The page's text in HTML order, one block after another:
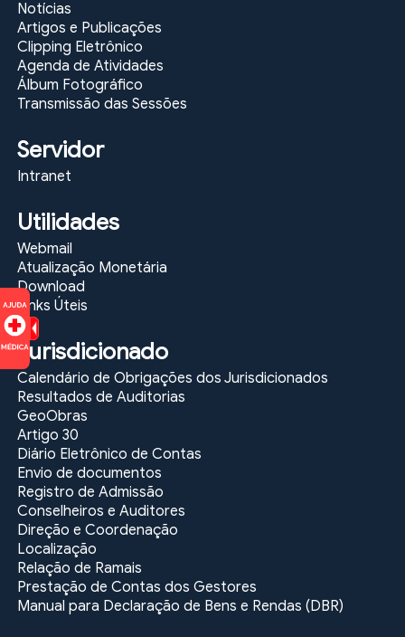
Notícias
Artigos e Publicações
Clipping Eletrônico
Agenda de Atividades
Álbum Fotográfico
Transmissão das Sessões
Servidor
Intranet
Utilidades
Webmail
Atualização Monetária
Download
Links Úteis
Jurisdicionado
Calendário de Obrigações dos Jurisdicionados
Resultados de Auditorias
GeoObras
Artigo 30
Diário Eletrônico de Contas
Envio de documentos
Registro de Admissão
Conselheiros e Auditores
Direção e Coordenação
Localização
Relação de Ramais
Prestação de Contas dos Gestores
Manual para Declaração de Bens e Rendas (DBR)